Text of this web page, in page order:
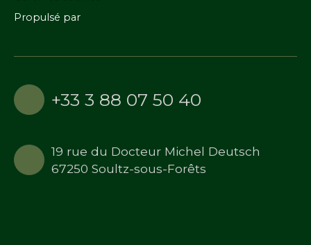
Propulsé par
+33 3 88 07 50 40
19 rue du Docteur Michel Deutsch
67250 Soultz-sous-Forêts